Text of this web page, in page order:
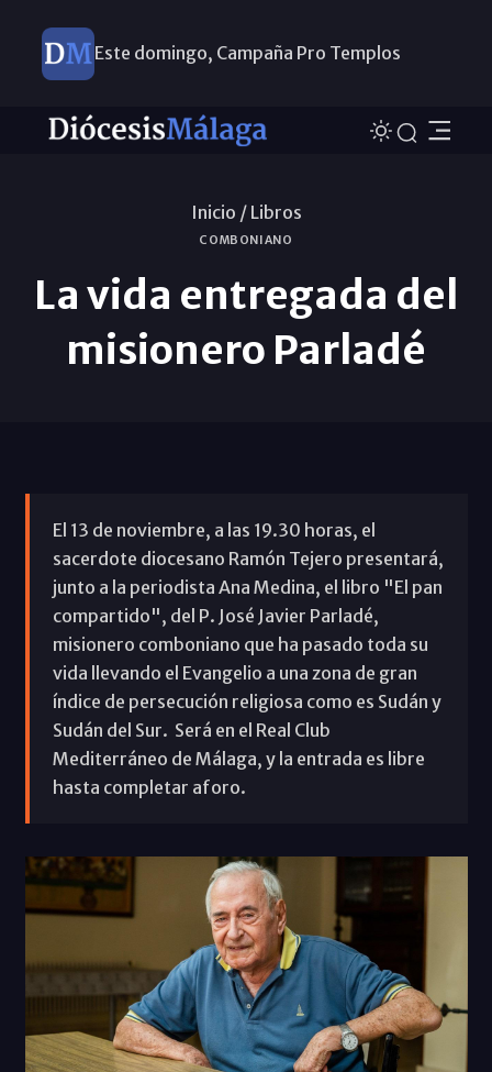
Este domingo, Campaña Pro Templos
Inicio / Libros
COMBONIANO
La vida entregada del
misionero Parladé
El 13 de noviembre, a las 19.30 horas, el
sacerdote diocesano Ramón Tejero presentará,
junto a la periodista Ana Medina, el libro "El pan
compartido", del P. José Javier Parladé,
misionero comboniano que ha pasado toda su
vida llevando el Evangelio a una zona de gran
índice de persecución religiosa como es Sudán y
Sudán del Sur. Será en el Real Club
Mediterráneo de Málaga, y la entrada es libre
hasta completar aforo.